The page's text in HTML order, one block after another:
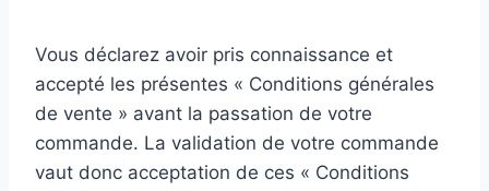
Vous déclarez avoir pris connaissance et
accepté les présentes « Conditions générales
de vente » avant la passation de votre
commande. La validation de votre commande
vaut donc acceptation de ces « Conditions